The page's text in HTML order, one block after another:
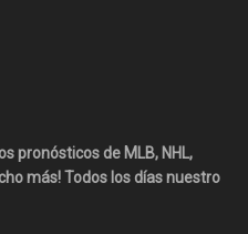
pronósticos de MLB, NHL,
más! Todos los días nuestro